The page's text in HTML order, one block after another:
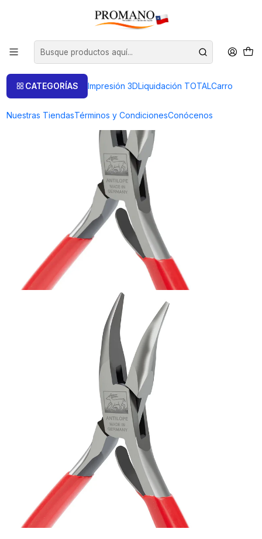
CATEGORÍAS Impresión 3DLiquidación TOTALCarro
Nuestras TiendasTérminos y CondicionesConócenos
Herramientas Alicates
ALICATE ANTILOPE PUNTA PLANA CURVA 120MM.